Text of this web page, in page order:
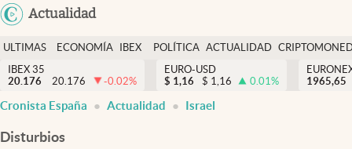
USA
Actualidad
Política
Actualidad
Criptomonedas
España
ULTIMAS
NOTICIAS
ECONOMÍA
FINANZAS
IBEX
EURO
POLÍTICA ACTUALIDAD
IBEX 35
20.176
20.176 -0.02%
EURO-USD
$ 1,16 $ 1,16 0.01%
1965,65
Cronista España Actualidad Israel
Disturbios